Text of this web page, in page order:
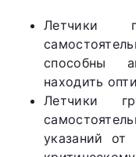
способны
находить
Летчики
указаний